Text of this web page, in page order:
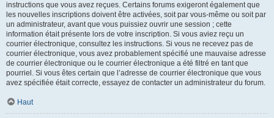
instructions que vous avez reçues. Certains forums exigeront également que
les nouvelles inscriptions doivent être activées, soit par vous-même ou soit par
un administrateur, avant que vous puissiez ouvrir une session ; cette
information était présente lors de votre inscription. Si vous aviez reçu un
courrier électronique, consultez les instructions. Si vous ne recevez pas de
courrier électronique, vous avez probablement spécifié une mauvaise adresse
de courrier électronique ou le courrier électronique a été filtré en tant que
pourriel. Si vous êtes certain que l’adresse de courrier électronique que vous
avez spécifiée était correcte, essayez de contacter un administrateur du forum.
Haut